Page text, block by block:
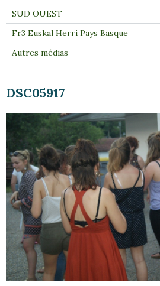
DSC05917
SUD OUEST
Fr3 Euskal Herri Pays Basque
Autres médias